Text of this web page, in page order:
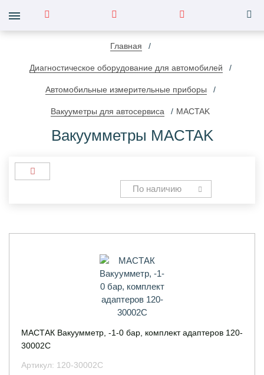
Главная
Диагностическое оборудование для автомобилей
Автомобильные измерительные приборы
Вакууметры для автосервиса MACTAK
Вакуумметры MACTAK
По наличию
МАСТАК Вакуумметр, -1-0 бар, комплект адаптеров 120-
30002C
Артикул: 120-30002C